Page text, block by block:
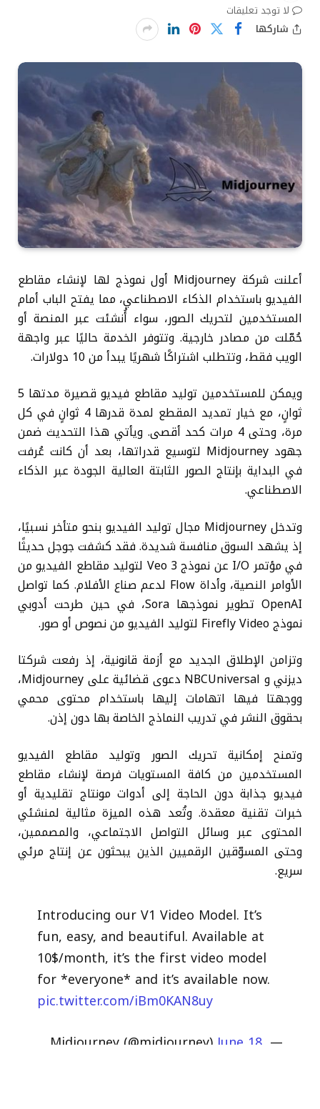
لا توجد تعليقات
شاركها
أعلنت شركة Midjourney أول نموذج لها لإنشاء مقاطع
الفيديو باستخدام الذكاء الاصطناعي، مما يفتح الباب أمام
المستخدمين لتحريك الصور، سواء أُنشئت عبر المنصة أو
حُمّلت من مصادر خارجية. وتتوفر الخدمة حاليًا عبر واجهة
الويب فقط، وتتطلب اشتراكًا شهريًا يبدأ من 10 دولارات.
ويمكن للمستخدمين توليد مقاطع فيديو قصيرة مدتها 5
ثوانٍ، مع خيار تمديد المقطع لمدة قدرها 4 ثوانٍ في كل
مرة، وحتى 4 مرات كحد أقصى. ويأتي هذا التحديث ضمن
جهود Midjourney لتوسيع قدراتها، بعد أن كانت عُرفت
في البداية بإنتاج الصور الثابتة العالية الجودة عبر الذكاء
الاصطناعي.
وتدخل Midjourney مجال توليد الفيديو بنحو متأخر نسبيًا،
إذ يشهد السوق منافسة شديدة. فقد كشفت جوجل حديثًا
في مؤتمر I/O عن نموذج Veo 3 لتوليد مقاطع الفيديو من
الأوامر النصية، وأداة Flow لدعم صناع الأفلام. كما تواصل
OpenAI تطوير نموذجها Sora، في حين طرحت أدوبي
نموذج Firefly Video لتوليد الفيديو من نصوص أو صور.
وتزامن الإطلاق الجديد مع أزمة قانونية، إذ رفعت شركتا
ديزني و NBCUniversal دعوى قضائية على Midjourney،
ووجهتا فيها اتهامات إليها باستخدام محتوى محمي
بحقوق النشر في تدريب النماذج الخاصة بها دون إذن.
وتمنح إمكانية تحريك الصور وتوليد مقاطع الفيديو
المستخدمين من كافة المستويات فرصة لإنشاء مقاطع
فيديو جذابة دون الحاجة إلى أدوات مونتاج تقليدية أو
خبرات تقنية معقدة. وتُعد هذه الميزة مثالية لمنشئي
المحتوى عبر وسائل التواصل الاجتماعي، والمصممين،
وحتى المسوّقين الرقميين الذين يبحثون عن إنتاج مرئي
سريع.
Introducing our V1 Video Model. It’s
fun, easy, and beautiful. Available at
10$/month, it’s the first video model
for *everyone* and it’s available now.
pic.twitter.com/iBm0KAN8uy
— Midjourney (@midjourney)
June 18,